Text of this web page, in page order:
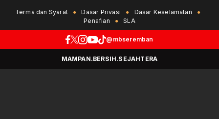
Terma dan Syarat Dasar Privasi
Dasar Keselamatan
Penafian
SLA
@mbseremban
MAMPAN.BERSIH.SEJAHTERA